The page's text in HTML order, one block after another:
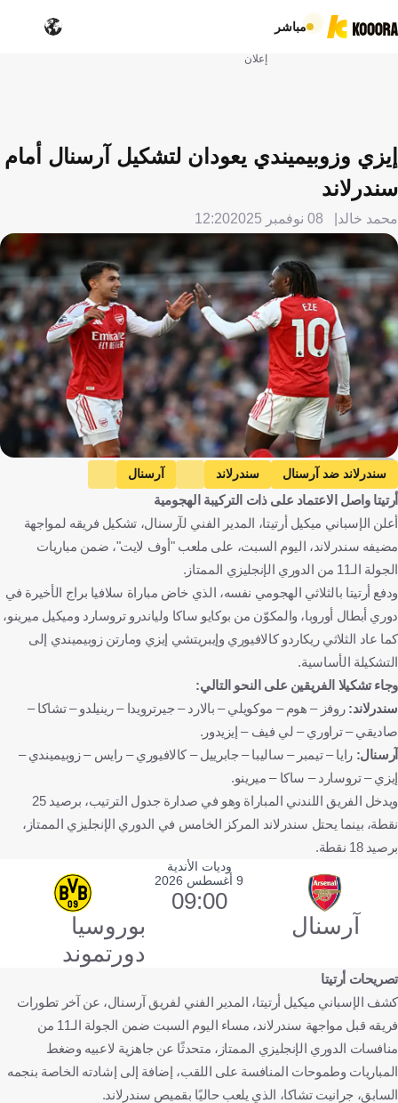
مباشر
إعلان
إيزي وزوبيميندي يعودان لتشكيل آرسنال أمام
سندرلاند
محمد خالد 08 نوفمبر 2025 12:20
سندرلاند ضد آرسنال سندرلاند
آرسنال
الدوري الإنجليزي الممتاز
مارتن زوبيميندي
ميكيل آرتيتا
إنجلترا إسبانيا كرة قدم
أرتيتا واصل الاعتماد على ذات التركيبة الهجومية
أعلن الإسباني ميكيل أرتيتا، المدير الفني لآرسنال، تشكيل فريقه لمواجهة
مضيفه سندرلاند، اليوم السبت، على ملعب "أوف لايت"، ضمن مباريات
الجولة الـ11 من الدوري الإنجليزي الممتاز.
ودفع أرتيتا بالثلاثي الهجومي نفسه، الذي خاض مباراة سلافيا براج الأخيرة في
دوري أبطال أوروبا، والمكوّن من بوكايو ساكا ولياندرو تروسارد وميكيل ميرينو،
كما عاد الثلاثي ريكاردو كالافيوري وإيبريتشي إيزي ومارتن زوبيميندي إلى
التشكيلة الأساسية.
وجاء تشكيلا الفريقين على النحو التالي:
سندرلاند: روفز – هوم – موكويلي – بالارد – جيرترويدا – رينيلدو – تشاكا –
صاديقي – تراوري – لي فيف – إيزيدور.
آرسنال: رايا – تيمبر – ساليبا – جابرييل – كالافيوري – رايس – زوبيميندي –
إيزي – تروسارد – ساكا – ميرينو.
ويدخل الفريق اللندني المباراة وهو في صدارة جدول الترتيب، برصيد 25
نقطة، بينما يحتل سندرلاند المركز الخامس في الدوري الإنجليزي الممتاز،
برصيد 18 نقطة.
وديات الأندية
آرسنال
9 أغسطس 2026
09:00
بوروسيا
دورتموند
تصريحات أرتيتا
كشف الإسباني ميكيل أرتيتا، المدير الفني لفريق آرسنال، عن آخر تطورات
فريقه قبل مواجهة سندرلاند، مساء اليوم السبت ضمن الجولة الـ11 من
منافسات الدوري الإنجليزي الممتاز، متحدثًا عن جاهزية لاعبيه وضغط
المباريات وطموحات المنافسة على اللقب، إضافة إلى إشادته الخاصة بنجمه
السابق، جرانيت تشاكا، الذي يلعب حاليًا بقميص سندرلاند.